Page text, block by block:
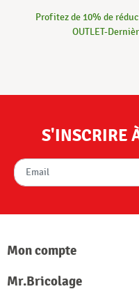
Profitez de 10% de
OUTLET-
S'INSCRIRE
Mon compte
Mr.Bricolage